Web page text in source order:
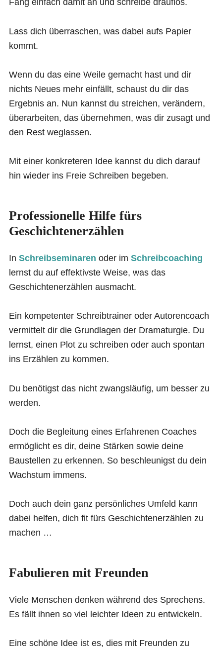
Fang einfach damit an und schreibe drauflos.
Lass dich überraschen, was dabei aufs Papier
kommt.
Wenn du das eine Weile gemacht hast und dir
nichts Neues mehr einfällt, schaust du dir das
Ergebnis an. Nun kannst du streichen, verändern,
überarbeiten, das übernehmen, was dir zusagt und
den Rest weglassen.
Mit einer konkreteren Idee kannst du dich darauf
hin wieder ins Freie Schreiben begeben.
Professionelle Hilfe fürs
Geschichtenerzählen
In Schreibseminaren oder im Schreibcoaching
lernst du auf effektivste Weise, was das
Geschichtenerzählen ausmacht.
Ein kompetenter Schreibtrainer oder Autorencoach
vermittelt dir die Grundlagen der Dramaturgie. Du
lernst, einen Plot zu schreiben oder auch spontan
ins Erzählen zu kommen.
Du benötigst das nicht zwangsläufig, um besser zu
werden.
Doch die Begleitung eines Erfahrenen Coaches
ermöglicht es dir, deine Stärken sowie deine
Baustellen zu erkennen. So beschleunigst du dein
Wachstum immens.
Doch auch dein ganz persönliches Umfeld kann
dabei helfen, dich fit fürs Geschichtenerzählen zu
machen …
Fabulieren mit Freunden
Viele Menschen denken während des Sprechens.
Es fällt ihnen so viel leichter Ideen zu entwickeln.
Eine schöne Idee ist es, dies mit Freunden zu